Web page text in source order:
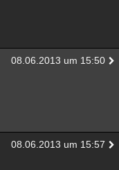
08.06.2013 um 15:50
08.06.2013 um 15:57